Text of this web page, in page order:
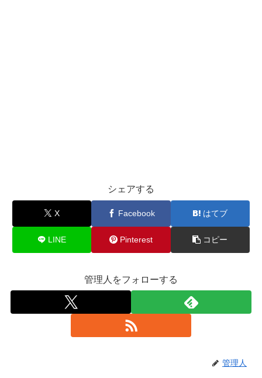
シェアする
X Facebook はてブ
LINE Pinterest コピー
管理人をフォローする
管理人